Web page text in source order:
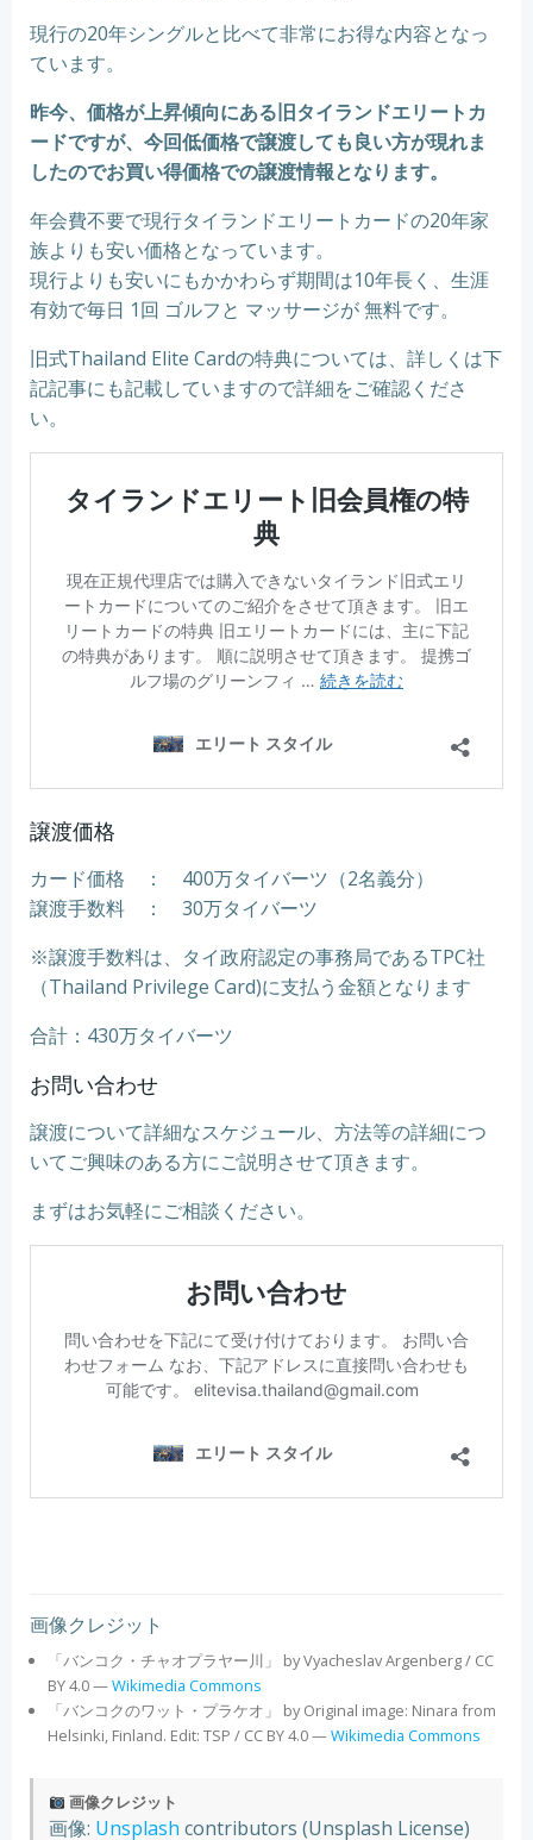
現行の20年シングルと比べて非常にお得な内容となっ
ています。
昨今、価格が上昇傾向にある旧タイランドエリートカ
ードですが、今回低価格で譲渡しても良い方が現れま
したのでお買い得価格での譲渡情報となります。
年会費不要で現行タイランドエリートカードの20年家
族よりも安い価格となっています。
現行よりも安いにもかかわらず期間は10年長く、生涯
有効で毎日 1回 ゴルフと マッサージが 無料です。
旧式Thailand Elite Cardの特典については、詳しくは下
記記事にも記載していますので詳細をご確認くださ
い。
譲渡価格
カード価格 ： 400万タイバーツ（2名義分）
譲渡手数料 ： 30万タイバーツ
※譲渡手数料は、タイ政府認定の事務局であるTPC社
（Thailand Privilege Card)に支払う金額となります
合計：430万タイバーツ
お問い合わせ
譲渡について詳細なスケジュール、方法等の詳細につ
いてご興味のある方にご説明させて頂きます。
まずはお気軽にご相談ください。
画像クレジット
「バンコク・チャオプラヤー川」 by Vyacheslav Argenberg / CC
BY 4.0 —Wikimedia Commons
「バンコクのワット・プラケオ」 by Original image: Ninara from
Helsinki, Finland. Edit: TSP / CC BY 4.0 —Wikimedia Commons
画像クレジット
画像: Unsplash contributors (Unsplash License)